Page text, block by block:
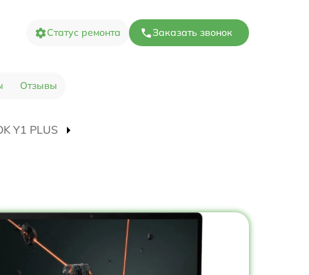
Статус ремонта Заказать звонок
Отзывы
Y1 PLUS